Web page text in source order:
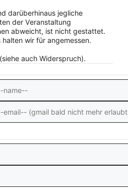
darüberhinaus jegliche
der Veranstaltung
abweicht, ist nicht gestattet.
wir für angemessen.
auch Widerspruch).